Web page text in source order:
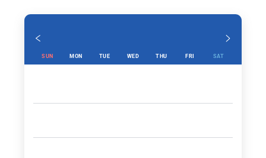
SUN MON TUE WED THU FRI SAT